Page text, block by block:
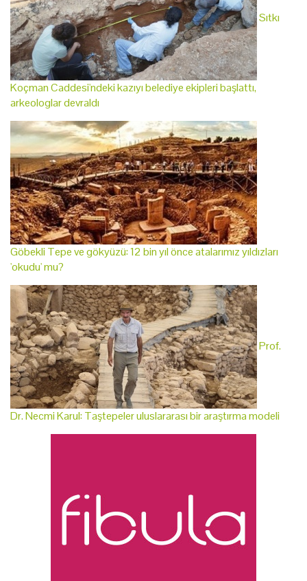
Sıtkı
Koçman Caddesi'ndeki kazıyı belediye ekipleri başlattı,
arkeologlar devraldı
Göbekli Tepe ve gökyüzü: 12 bin yıl önce atalarımız yıldızları
'okudu' mu?
Prof.
Dr. Necmi Karul: Taştepeler uluslararası bir araştırma modeli